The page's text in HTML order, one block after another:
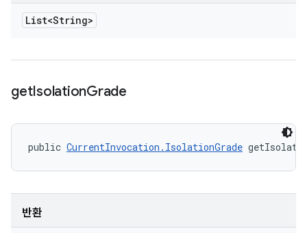
List<String>
getIsolationGrade
public CurrentInvocation.IsolationGrade
반환